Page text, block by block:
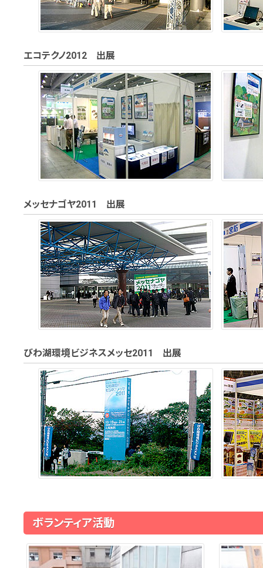
エコテクノ2012 出展
メッセナゴヤ2011 出展
びわ湖環境ビジネスメッセ2011 出展
ボランティア活動